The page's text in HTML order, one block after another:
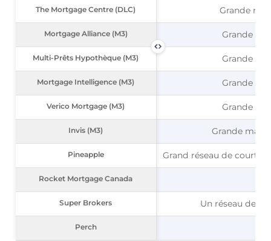
The Mortgage Centre (DLC) Grande
Mortgage Alliance (M3) Grande
Multi-Prêts Hypothèque (M3) Grande
Mortgage Intelligence (M3) Grande
Verico Mortgage (M3) Grande
Invis (M3) Grande
Pineapple Grand réseau de
Rocket Mortgage Canada
Super Brokers Un réseau de
Perch
The Mortgage Centre (DLC)
Mortgage Alliance (M3)
Multi-Prêts Hypothèque (M3)
Mortgage Intelligence (M3)
Verico Mortgage (M3)
Invis (M3)
Pineapple
Rocket Mortgage Canada
Super Brokers
Perch